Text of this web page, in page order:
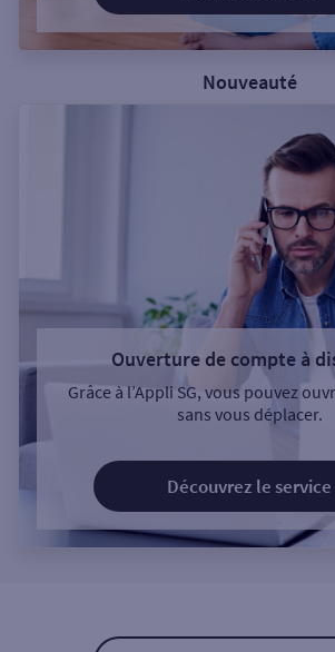
Nouveauté
Ouverture de compte à
Grâce à l’Appli SG, vous pouvez
sans vous déplacer.
Découvrez le service